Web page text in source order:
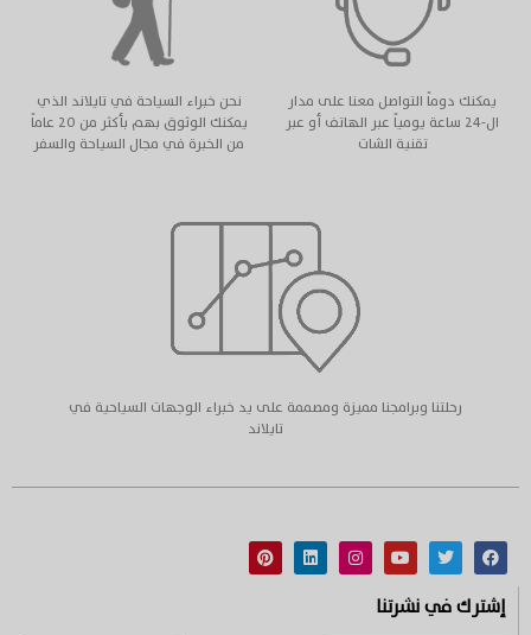
يمكنك دوماً التواصل معنا على مدار
ال-٢٤ ساعة يومياً عبر الهاتف أو عبر
تقنية الشات
نحن خبراء السياحة في تايلاند الذي
يمكنك الوثوق بهم بأكثر من ٢٠ عاماً
من الخبرة في مجال السياحة والسفر
رحلتنا وبرامجنا مميزة ومصممة على يد خبراء الوجهات السياحية في
تايلاند
إشترك في نشرتنا